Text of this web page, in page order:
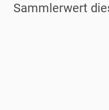
Sammlerwert